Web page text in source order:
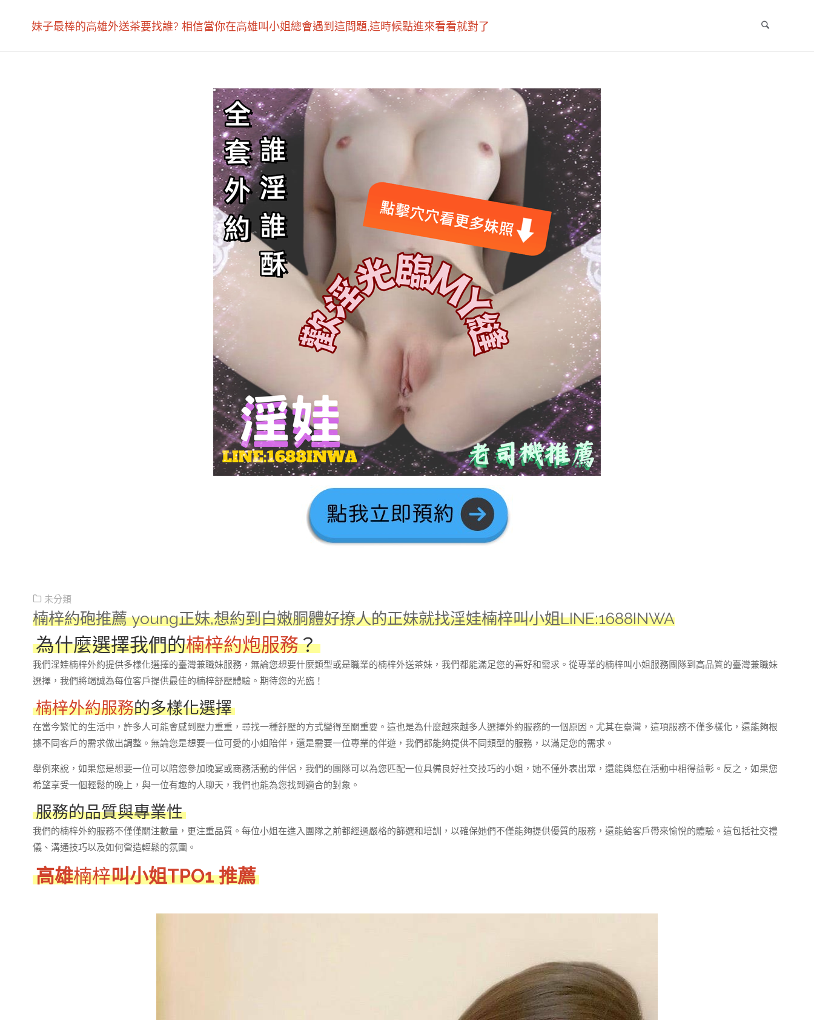
妹子最棒的高雄外送茶要找誰? 相信當你在高雄叫小姐總會遇到這問題,這時候點進來看看就對了
未分類
楠梓約砲推薦 young正妹,想約到白嫩胴體好撩人的正妹就找淫娃楠梓叫小姐LINE:1688INWA
為什麼選擇我們的楠梓約炮服務？
我們淫娃楠梓外約提供多樣化選擇的臺灣兼職妹服務，無論您想要什麼類型或是職業的楠梓外送茶妹，我們都能滿足您的喜好和需求。從專業的楠梓叫小姐服務團隊到高品質的臺灣兼職妹
選擇，我們將竭誠為每位客戶提供最佳的楠梓舒壓體驗。期待您的光臨！
楠梓外約服務的多樣化選擇
在當今繁忙的生活中，許多人可能會感到壓力重重，尋找一種舒壓的方式變得至關重要。這也是為什麼越來越多人選擇外約服務的一個原因。尤其在臺灣，這項服務不僅多樣化，還能夠根
據不同客戶的需求做出調整。無論您是想要一位可愛的小姐陪伴，還是需要一位專業的伴遊，我們都能夠提供不同類型的服務，以滿足您的需求。
舉例來說，如果您是想要一位可以陪您參加晚宴或商務活動的伴侶，我們的團隊可以為您匹配一位具備良好社交技巧的小姐，她不僅外表出眾，還能與您在活動中相得益彰。反之，如果您
希望享受一個輕鬆的晚上，與一位有趣的人聊天，我們也能為您找到適合的對象。
服務的品質與專業性
我們的楠梓外約服務不僅僅關注數量，更注重品質。每位小姐在進入團隊之前都經過嚴格的篩選和培訓，以確保她們不僅能夠提供優質的服務，還能給客戶帶來愉悅的體驗。這包括社交禮
儀、溝通技巧以及如何營造輕鬆的氛圍。
高雄楠梓叫小姐TPO1 推薦